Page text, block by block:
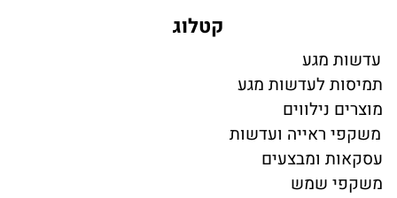
קטלוג
עדשות מגע
תמיסות לעדשות מגע
מוצרים נילווים
משקפי ראייה ועדשות
עסקאות ומבצעים
משקפי שמש